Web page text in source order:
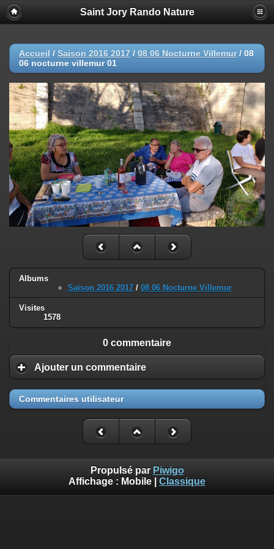
Saint Jory Rando Nature
Accueil / Saison 2016 2017 / 08 06 Nocturne Villemur/ 08
06 nocturne villemur 01
Albums
Saison 2016 2017 / 08 06 Nocturne Villemur
Visites
1578
0 commentaire
Ajouter un commentaire
Commentaires utilisateur
Propulsé par Piwigo
Affichage : Mobile Classique